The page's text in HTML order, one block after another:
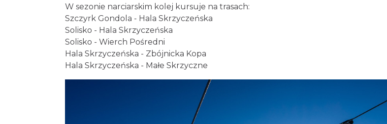
W sezonie narciarskim kolej kursuje na trasach:
Szczyrk Gondola - Hala Skrzyczeńska
Solisko - Hala Skrzyczeńska
Solisko - Wierch Pośredni
Hala Skrzyczeńska - Zbójnicka Kopa
Hala Skrzyczeńska - Małe Skrzyczne